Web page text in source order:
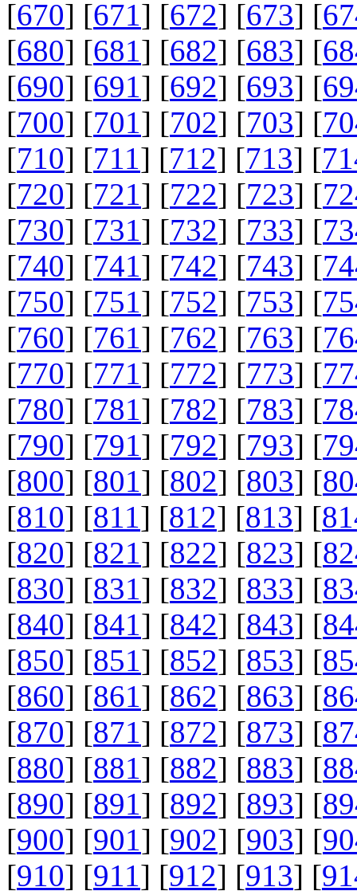
[670] [671] [672] [673] [
[680] [681] [682] [683] [
[690] [691] [692] [693] [
[700] [701] [702] [703] [
[710] [711] [712] [713] [
[720] [721] [722] [723] [
[730] [731] [732] [733] [
[740] [741] [742] [743] [
[750] [751] [752] [753] [
[760] [761] [762] [763] [
[770] [771] [772] [773] [
[780] [781] [782] [783] [
[790] [791] [792] [793] [
[800] [801] [802] [803] [
[810] [811] [812] [813] [
[820] [821] [822] [823] [
[830] [831] [832] [833] [
[840] [841] [842] [843] [
[850] [851] [852] [853] [
[860] [861] [862] [863] [
[870] [871] [872] [873] [
[880] [881] [882] [883] [
[890] [891] [892] [893] [
[900] [901] [902] [903] [
[910] [911] [912] [913] [